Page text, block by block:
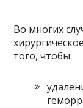
Во многих
того, чтобы: